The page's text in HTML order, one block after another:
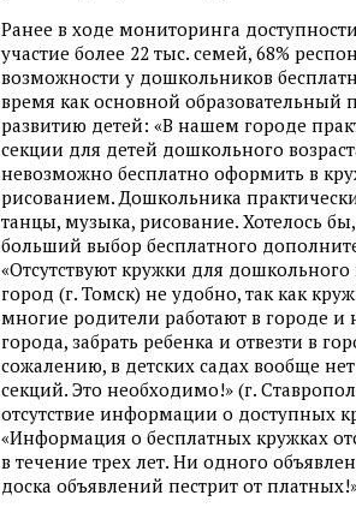
Ранее в ходе мониторинга
участие более 22 тыс. семей, 68%
возможности у дошкольников
время как основной образовательный
развитию детей: «В нашем городе
секции для детей дошкольного
невозможно бесплатно оформить в
рисованием. Дошкольника
танцы, музыка, рисование. Хотелось
больший выбор бесплатного
«Отсутствуют кружки для
город (г. Томск) не удобно, так как
многие родители работают в городе и
города, забрать ребенка и отвезти в
сожалению, в детских садах вообще
секций. Это необходимо!» (г.
отсутствие информации о доступных
«Информация о бесплатных кружках
в течение трех лет. Ни одного
доска объявлений пестрит от